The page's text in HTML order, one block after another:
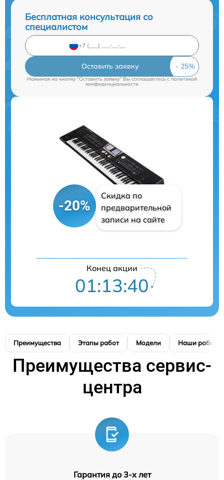
Бесплатная консультация со
специалистом
Оставить заявку
Нажимая на кнопку "Оставить заявку" Вы соглашаетесь cполитикой
конфиденциальности
-20%
Скидка по
предварительной
записи на сайте
Конец акции
01:13:40
Преимущества Этапы работ Модели Наши работы
Преимущества сервис-
центра
Гарантия до 3-х лет